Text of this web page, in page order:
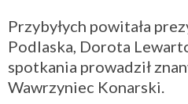
Przybyłych powitała
Podlaska, Dorota
spotkania prowadził
Wawrzyniec Konarski.